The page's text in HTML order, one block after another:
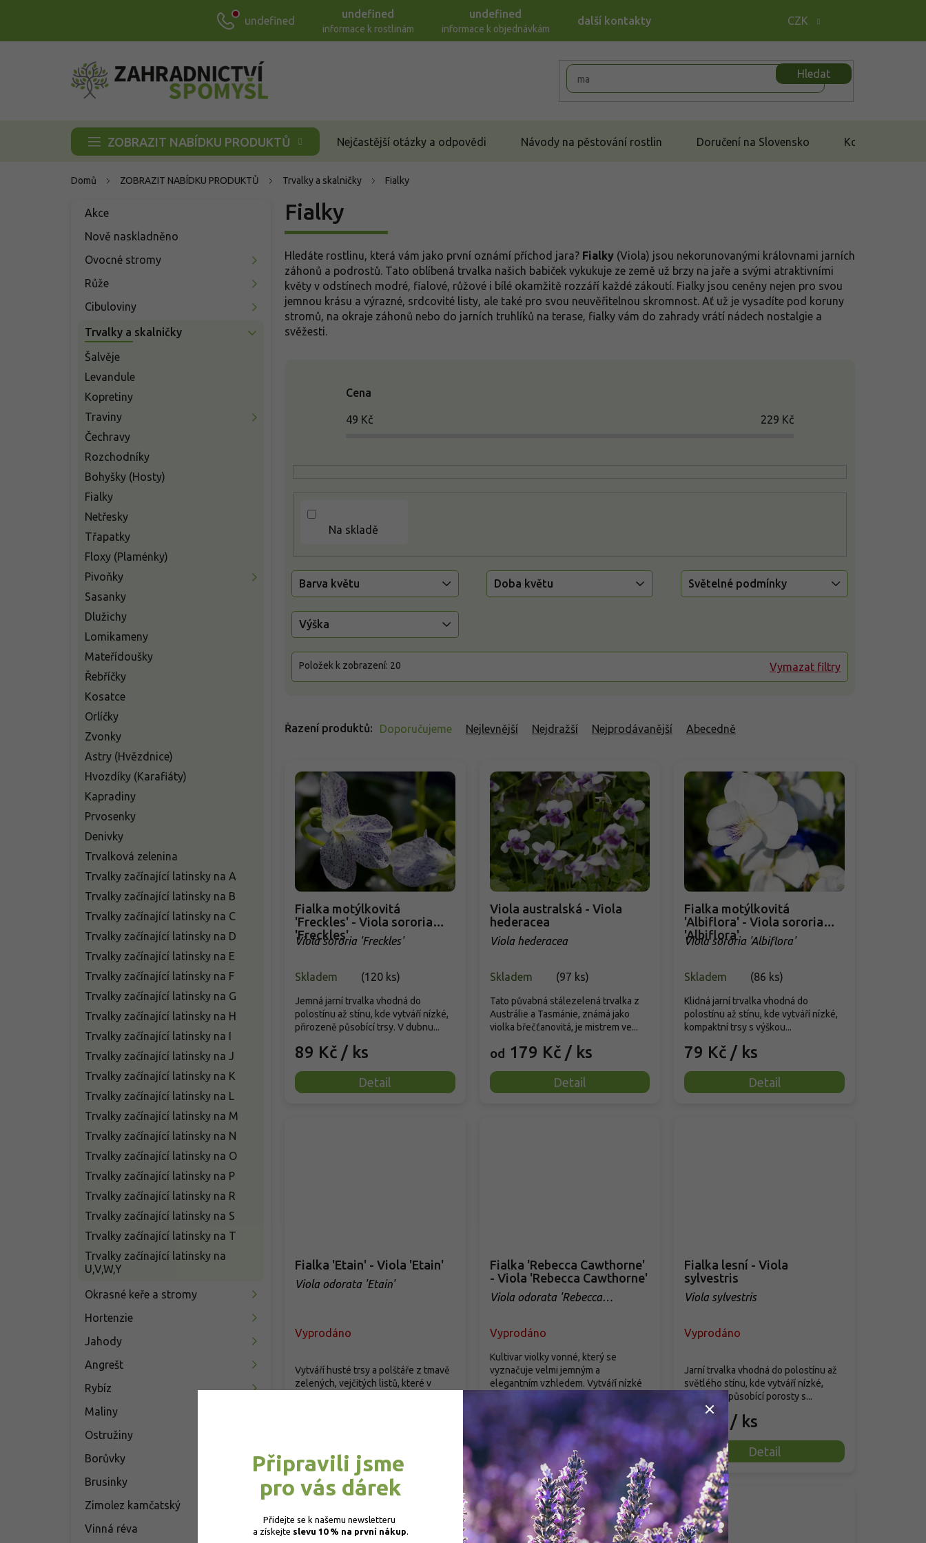
CZK
undefined
undefined
informace k rostlinám
undefined
informace k objednávkám
další kontakty
Hledat
ZOBRAZIT NABÍDKU PRODUKTŮ Nejčastější otázky a odpovědi Návody na pěstování rostlin Doručení na Slovensko Kontakt
Domů ZOBRAZIT NABÍDKU PRODUKTŮ Trvalky a skalničky Fialky
Přeskočit
Akce
Nově naskladněno
Ovocné stromy
Růže
Cibuloviny
Trvalky a skalničky
Šalvěje
Levandule
Kopretiny
Traviny
Čechravy
Rozchodníky
Bohyšky (Hosty)
Fialky
Netřesky
Třapatky
Floxy (Plaménky)
Pivoňky
Sasanky
Dlužichy
Lomikameny
Mateřídoušky
Řebříčky
Kosatce
Orlíčky
Zvonky
Astry (Hvězdnice)
Hvozdíky (Karafiáty)
Kapradiny
Prvosenky
Denivky
Trvalková zelenina
Trvalky začínající latinsky na A
Trvalky začínající latinsky na B
Trvalky začínající latinsky na C
Trvalky začínající latinsky na D
Trvalky začínající latinsky na E
Trvalky začínající latinsky na F
Trvalky začínající latinsky na G
Trvalky začínající latinsky na H
Trvalky začínající latinsky na I
Trvalky začínající latinsky na J
Trvalky začínající latinsky na K
Trvalky začínající latinsky na L
Trvalky začínající latinsky na M
Trvalky začínající latinsky na N
Trvalky začínající latinsky na O
Trvalky začínající latinsky na P
Trvalky začínající latinsky na R
Trvalky začínající latinsky na S
Trvalky začínající latinsky na T
Trvalky začínající latinsky na
U,V,W,Y
Okrasné keře a stromy
Hortenzie
Jahody
Angrešt
Rybíz
Maliny
Ostružiny
Borůvky
Brusinky
Zimolez kamčatský
Vinná réva
Fialky
Hledáte rostlinu, která vám jako první oznámí příchod jara? Fialky (Viola) jsou nekorunovanými královnami jarních
záhonů a podrostů. Tato oblíbená trvalka našich babiček vykukuje ze země už brzy na jaře a svými atraktivními
květy v odstínech modré, fialové, růžové i bílé okamžitě rozzáří každé zákoutí. Fialky jsou ceněny nejen pro svou
jemnou krásu a výrazné, srdcovité listy, ale také pro svou neuvěřitelnou skromnost. Ať už je vysadíte pod koruny
stromů, na okraje záhonů nebo do jarních truhlíků na terase, fialky vám do zahrady vrátí nádech nostalgie a
svěžesti.
Řazení produktů Doporučujeme Nejlevnější Nejdražší Nejprodávanější Abecedně
Cena
49 Kč 229 Kč
Na skladě
Barva květu Doba květu Světelné podmínky
Výška
Vymazat filtry
Položek k zobrazení: 20
Fialka motýlkovitá
'Freckles' - Viola sororia
'Freckles'
Viola sororia 'Freckles'
Skladem (120 ks)
89 Kč / ks
Detail
Jemná jarní trvalka vhodná do
polostínu až stínu, kde vytváří nízké,
přirozeně působící trsy. V dubnu...
Viola australská - Viola
hederacea
Viola hederacea
Skladem (97 ks)
od 179 Kč / ks
Detail
Tato půvabná stálezelená trvalka z
Austrálie a Tasmánie, známá jako
violka břečťanovitá, je mistrem ve...
Fialka motýlkovitá
'Albiflora' - Viola sororia
'Albiflora'
Viola sororia 'Albiflora'
Skladem (86 ks)
79 Kč / ks
Detail
Klidná jarní trvalka vhodná do
polostínu až stínu, kde vytváří nízké,
kompaktní trsy s výškou...
Fialka 'Etain' - Viola 'Etain'
Viola odorata 'Etain'
Vyprodáno
Vytváří husté trsy a polštáře z tmavě
zelených, vejčitých listů, které v
Fialka 'Rebecca Cawthorne'
- Viola 'Rebecca Cawthorne'
Viola odorata 'Rebecca
Vyprodáno
119 Kč / ks
Detail
Kultivar violky vonné, který se
vyznačuje velmi jemným a
elegantním vzhledem. Vytváří nízké
Fialka lesní - Viola
sylvestris
Viola sylvestris
Vyprodáno
89 Kč/ ks
Detail
Jarní trvalka vhodná do polostínu až
světlého stínu, kde vytváří nízké,
přirozeně působící porosty s...
Připravili jsme
pro vás dárek
Přidejte se k našemu newsletteru
a získejte slevu 10 % na první nákup.